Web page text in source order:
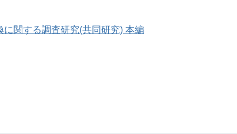
関する調査研究(共同研究) 本編